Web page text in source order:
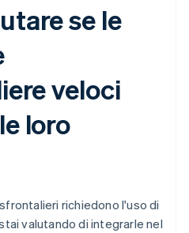
se le
veloci
loro
richiedono l'uso di
valutando di integrarle nel